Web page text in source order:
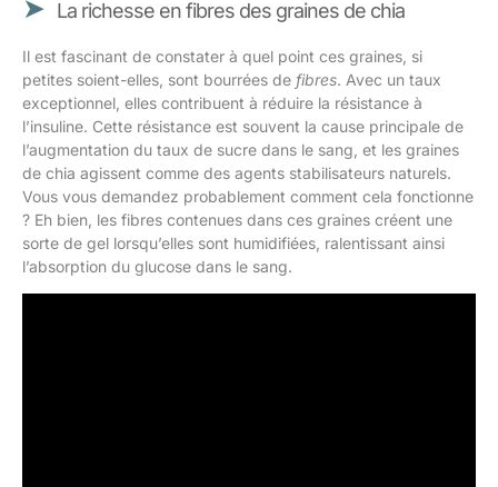
La richesse en fibres des graines de chia
Il est fascinant de constater à quel point ces graines, si
petites soient-elles, sont bourrées de fibres. Avec un taux
exceptionnel, elles contribuent à réduire la résistance à
l’insuline. Cette résistance est souvent la cause principale de
l’augmentation du taux de sucre dans le sang, et les graines
de chia agissent comme des agents stabilisateurs naturels.
Vous vous demandez probablement comment cela fonctionne
? Eh bien, les fibres contenues dans ces graines créent une
sorte de gel lorsqu’elles sont humidifiées, ralentissant ainsi
l’absorption du glucose dans le sang.